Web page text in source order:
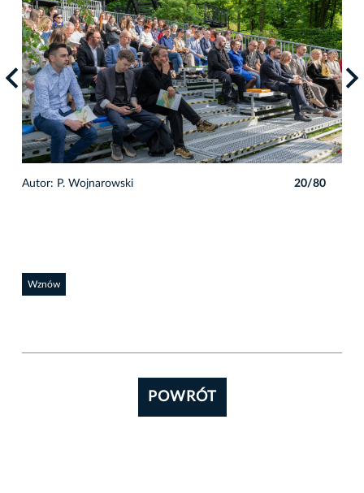
Autor: P. Wojnarowski 20/80
Wznów
POWRÓT